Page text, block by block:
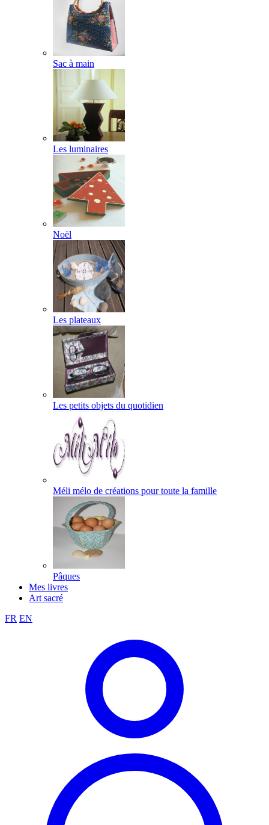
Sac à main
Les luminaires
Noël
Les plateaux
Les petits objets du quotidien
Méli mélo de créations pour toute la famille
Pâques
Mes livres
Art sacré
FR EN